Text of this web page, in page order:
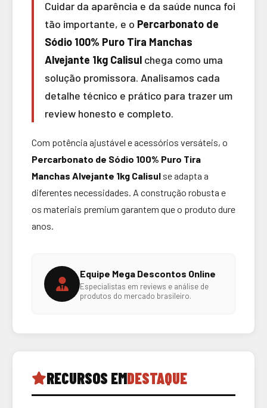
Cuidar da aparência e da saúde nunca foi
tão importante, e o Percarbonato de
Sódio 100% Puro Tira Manchas
Alvejante 1kg Calisul chega como uma
solução promissora. Analisamos cada
detalhe técnico e prático para trazer um
review honesto e completo.
Com potência ajustável e acessórios versáteis, o
Percarbonato de Sódio 100% Puro Tira
Manchas Alvejante 1kg Calisul se adapta a
diferentes necessidades. A construção robusta e
os materiais premium garantem que o produto dure
anos.
Equipe Mega Descontos Online
Especialistas em reviews e análise de
produtos do mercado brasileiro.
RECURSOS EMDESTAQUE